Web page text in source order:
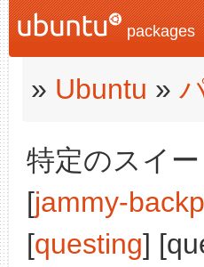
packages
» Ubuntu »
特定のスイ
[jammy-
[questing]